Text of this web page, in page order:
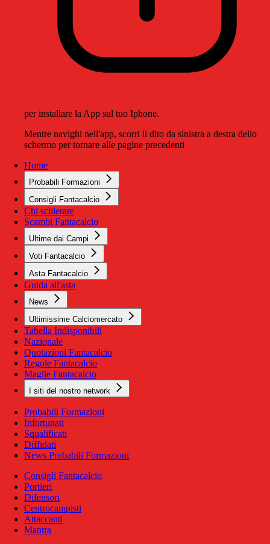
per installare la App sul tuo Iphone.
Mentre navighi nell'app, scorri il dito da sinistra a destra dello
schermo per tornare alle pagine precedenti
Home
Probabili Formazioni
Consigli Fantacalcio
Chi schierare
Scambi Fantacalcio
Ultime dai Campi
Voti Fantacalcio
Asta Fantacalcio
Guida all'asta
News
Ultimissime Calciomercato
Tabella Indisponibili
Nazionale
Quotazioni Fantacalcio
Regole Fantacalcio
Maglie Fantacalcio
I siti del nostro network
Probabili Formazioni
Infortunati
Squalificati
Diffidati
News Probabili Formazioni
Consigli Fantacalcio
Portieri
Difensori
Centrocampisti
Attaccanti
Mantra